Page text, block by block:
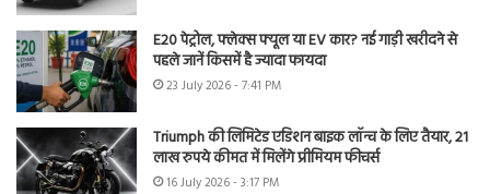
E20 पेट्रोल, फ्लेक्स फ्यूल या EV कार? नई गाड़ी खरीदने से
पहले जानें किसमें है ज्यादा फायदा
23 July 2026 - 7:41 PM
Triumph की लिमिटेड एडिशन बाइक लॉन्च के लिए तैयार, 21
लाख रुपये कीमत में मिलेंगे प्रीमियम फीचर्स
16 July 2026 - 3:17 PM